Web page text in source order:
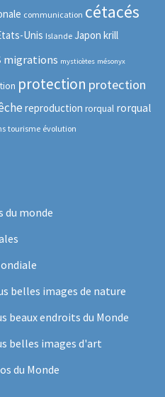
communication cétacés
Unis Islande Japon krill
migrations mysticètes mésonyx
protection protection
reproduction rorqual rorqual
tourisme évolution
du monde
belles images de nature
beaux endroits du Monde
belles images d'art
du Monde